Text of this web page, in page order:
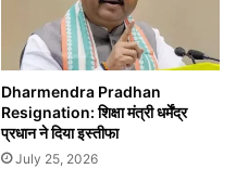
Dharmendra Pradhan
Resignation: शिक्षा मंत्री धर्मेंद्र
प्रधान ने दिया इस्तीफा
July 25, 2026